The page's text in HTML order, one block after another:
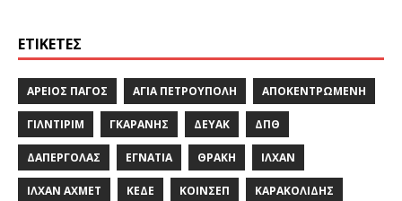
ΕΤΙΚΈΤΕΣ
ΆΡΕΙΟΣ ΠΆΓΟΣ ΑΓΊΑ ΠΕΤΡΟΎΠΟΛΗ ΑΠΟΚΕΝΤΡΩΜΈΝΗ
ΓΙΛΝΤΙΡΊΜ ΓΚΑΡΆΝΗΣ ΔΕΥΑΚ ΔΠΘ
ΔΑΠΈΡΓΟΛΑΣ ΕΓΝΑΤΊΑ ΘΡΆΚΗ ΙΛΧΆΝ
ΙΛΧΆΝ ΑΧΜΈΤ ΚΕΔΕ ΚΟΙΝΣΕΠ ΚΑΡΑΚΟΛΊΔΗΣ